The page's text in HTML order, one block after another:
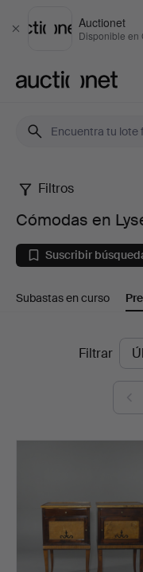
Cerrar
Auctionet
Disponible en
Cómodas
en
Lysekils
Filtros
Cómodas en
Suscribir
Subastas en curso
Filtrar